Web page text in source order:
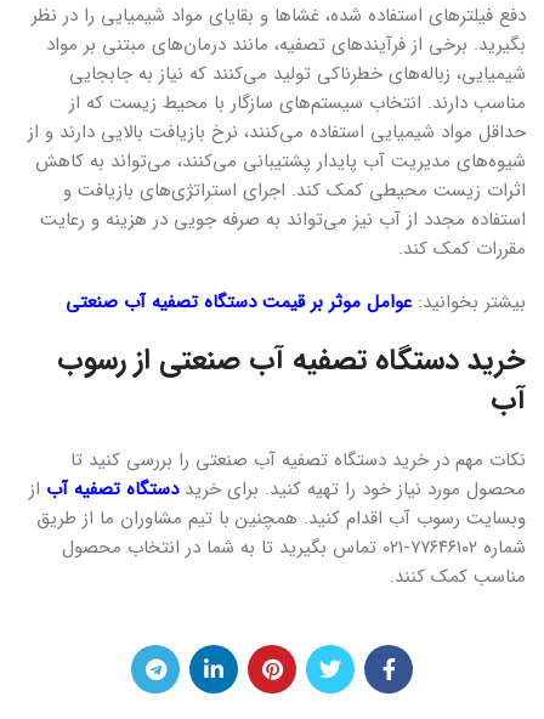
دفع فیلترهای استفاده شده، غشاها و بقایای مواد شیمیایی را در نظر
بگیرید. برخی از فرآیندهای تصفیه، مانند درمان‌های مبتنی بر مواد
شیمیایی، زباله‌های خطرناکی تولید می‌کنند که نیاز به جابجایی
مناسب دارند. انتخاب سیستم‌های سازگار با محیط زیست که از
حداقل مواد شیمیایی استفاده می‌کنند، نرخ بازیافت بالایی دارند و از
شیوه‌های مدیریت آب پایدار پشتیبانی می‌کنند، می‌تواند به کاهش
اثرات زیست محیطی کمک کند. اجرای استراتژی‌های بازیافت و
استفاده مجدد از آب نیز می‌تواند به صرفه جویی در هزینه و رعایت
مقررات کمک کند.
بیشتر بخوانید: عوامل موثر بر قیمت دستگاه تصفیه آب صنعتی
خرید دستگاه تصفیه آب صنعتی از رسوب
آب
نکات مهم در خرید دستگاه تصفیه آب صنعتی را بررسی کنید تا
محصول مورد نیاز خود را تهیه کنید. برای خریددستگاه تصفیه آب از
وبسایت رسوب آب اقدام کنید. همچنین با تیم مشاوران ما از طریق
شماره ۷۷۶۴۶۱۰۲-۰۲۱ تماس بگیرید تا به شما در انتخاب محصول
مناسب کمک کنند.